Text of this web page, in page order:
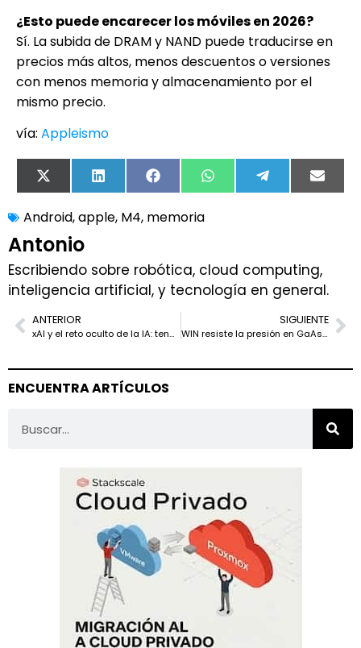
¿Esto puede encarecer los móviles en 2026?
Sí. La subida de DRAM y NAND puede traducirse en
precios más altos, menos descuentos o versiones
con menos memoria y almacenamiento por el
mismo precio.
vía: Appleismo
X
(Twitter)
LinkedIn FacebookWhatsApp TelegramEmail
Android,apple, M4, memoria
Antonio
Escribiendo sobre robótica, cloud computing,
inteligencia artificial, y tecnología en general.
ANTERIOR
xAI y el reto oculto de la IA: tener GPUs no significa saber usarlas
SIGUIENTE
WIN resiste la presión en GaAs e InP pese al encarecimiento de materiales
ENCUENTRA ARTÍCULOS